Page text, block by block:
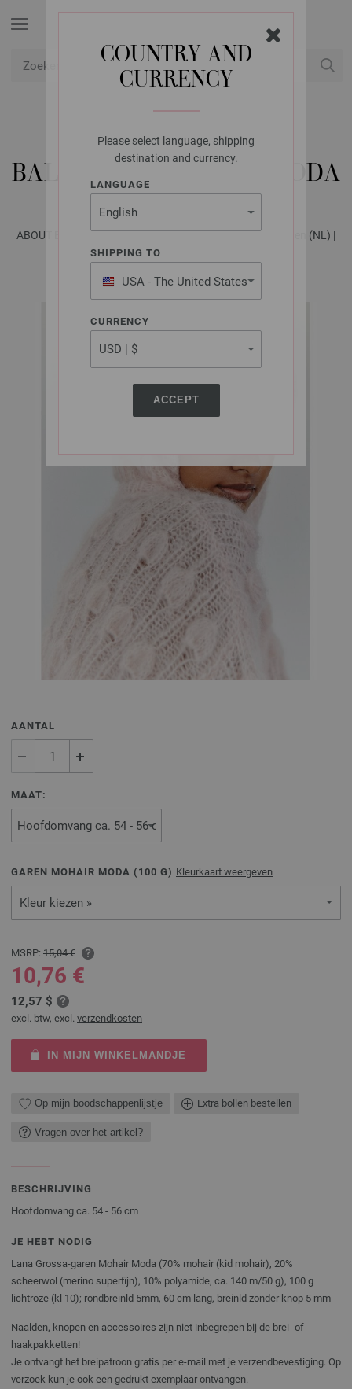
COUNTRY AND
CURRENCY
Please select language, shipping
destination and currency.
LANGUAGE
SHIPPING TO
USA - The United States
of America
CURRENCY
ACCEPT
LANA GROSSA
BALAKLAVA MOHAIR MODA
ABOUT BERLIN No. 12 - Tijdschrift (DE) + Breibeschrijvingen (NL) |
Model 32
AANTAL
MAAT:
GAREN MOHAIR MODA ( 100 G) Kleurkaart weergeven
Kleur kiezen »
MSRP: 15,04 €
10,76 €
12,57 $
excl. btw, excl. verzendkosten
IN MIJN WINKELMANDJE
Op mijn boodschappenlijstje Extra bollen bestellen
Vragen over het artikel?
BESCHRIJVING
Hoofdomvang ca. 54 - 56 cm
JE HEBT NODIG
Lana Grossa-garen Mohair Moda (70% mohair (kid mohair), 20%
scheerwol (merino superfijn), 10% polyamide, ca. 140 m/50 g), 100 g
lichtroze (kl 10); rondbreinld 5mm, 60 cm lang, breinld zonder knop 5 mm
Naalden, knopen en accessoires zijn niet inbegrepen bij de brei- of
haakpakketten!
Je ontvangt het breipatroon gratis per e-mail met je verzendbevestiging. Op
verzoek kun je ook een gedrukt exemplaar ontvangen.